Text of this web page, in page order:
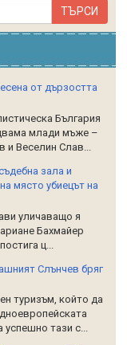
от дързостта
България
млади мъже –
и Веселин Слав...
зала и
място убиецът на
уличаващо я
Бахмайер
ц...
Слънчев бряг
туризъм, който да
успешно тази с...